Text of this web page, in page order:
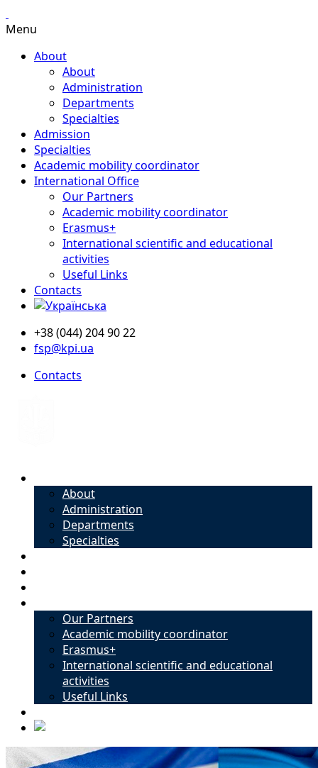
Menu
About
About
Administration
Departments
Specialties
Admission
Specialties
Academic mobility coordinator
International Office
Our Partners
Academic mobility coordinator
Erasmus+
International scientific and educational
activities
Useful Links
Contacts
+38 (044) 204 90 22
fsp@kpi.ua
Contacts
About
Administration
Departments
Specialties
Our Partners
Academic mobility coordinator
Erasmus+
International scientific and educational
activities
Useful Links